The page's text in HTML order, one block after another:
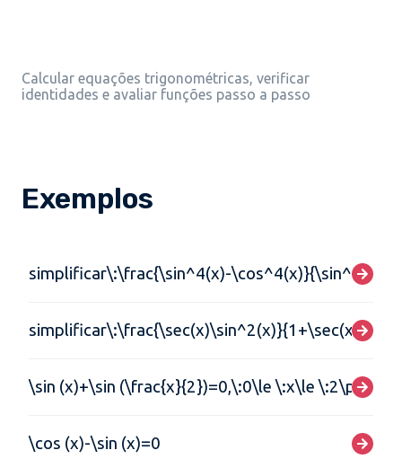
Calcular equações trigonométricas, verificar
identidades e avaliar funções passo a passo
Exemplos
simplificar\:\frac{\sin^4(x)-\cos^4(x)}{\sin^2(x)-
simplificar\:\frac{\sec(x)\sin^2(x)}{1+\sec(x)}
\sin (x)+\sin (\frac{x}{2})=0,\:0\le \:x\le \:2\pi
\cos (x)-\sin (x)=0